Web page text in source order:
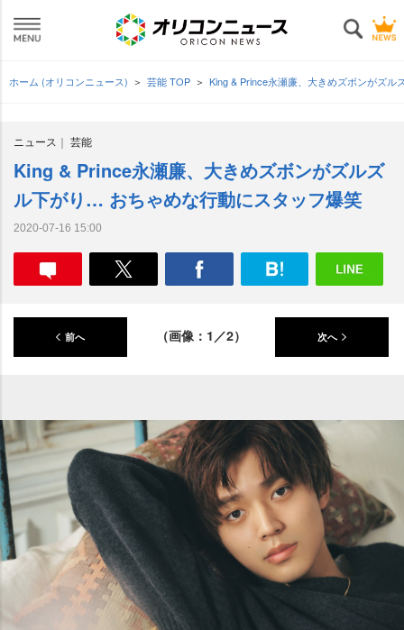
ホーム (オリコンニュース) 芸能 TOP King & Prince永瀬廉、大きめズボンがズ
ニュース 芸能
King & Prince永瀬廉、大きめズボンがズルズ
ル下がり… おちゃめな行動にスタッフ爆笑
2020-07-16 15:00
前へ （画像：1／2） 次へ